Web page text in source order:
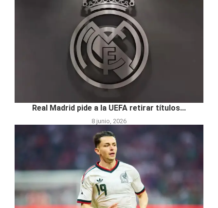
Real Madrid pide a la UEFA retirar títulos...
8 junio, 2026